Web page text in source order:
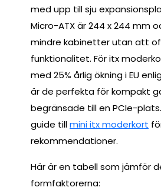
med upp till sju
Micro-ATX är 244 x 244 mm
mindre kabinetter utan att
funktionalitet. För itx
med 25% årlig ökning i EU
är de perfekta för kompakt
begränsade till en PCIe-
guide tillmini itx moderkort
rekommendationer.
Här är en tabell som jämför
formfaktorerna: